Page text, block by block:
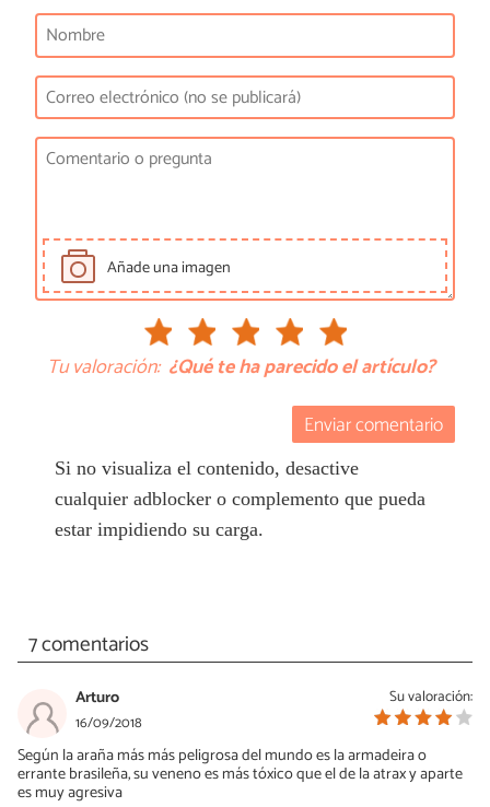
Añade una imagen
Tu valoración: ¿Qué te ha parecido el artículo?
Enviar comentario
Si no visualiza el contenido, desactive
cualquier adblocker o complemento que pueda
estar impidiendo su carga.
7 comentarios
Su valoración:
Arturo
16/09/2018
Según la araña más más peligrosa del mundo es la armadeira o
errante brasileña, su veneno es más tóxico que el de la atrax y aparte
es muy agresiva